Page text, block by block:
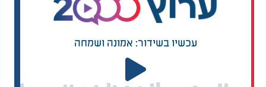
עכשיו בשידור: אמונה ושמחה